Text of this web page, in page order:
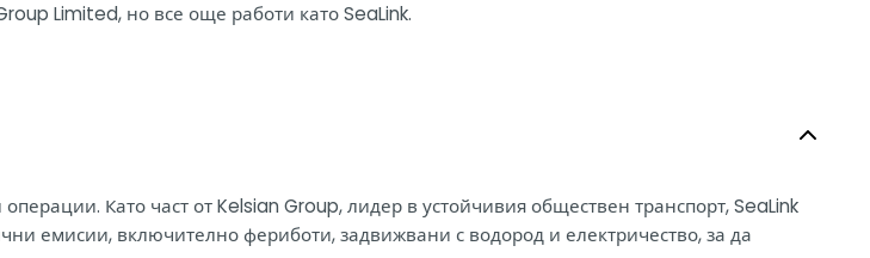
Limited, но все още работи като SeaLink.
Като част от Kelsian Group, лидер в устойчивия обществен транспорт, SeaLink
емисии, включително фериботи, задвижвани с водород и електричество, за да